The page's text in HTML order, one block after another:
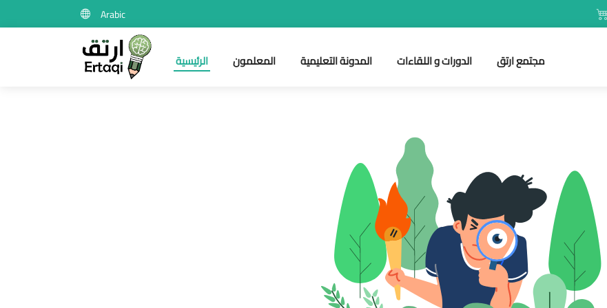
Arabic
الرئيسية المعلمون المدونة التعليمية الدورات و اللقاءات مجتمع ارتق